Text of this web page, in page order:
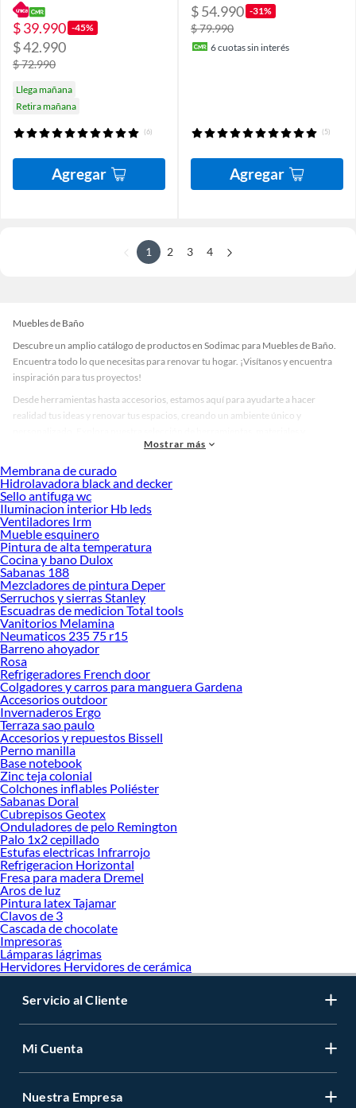
$ 39.990 -45%
$ 42.990
$ 72.990
Llega mañana
Retira mañana
(6)
Agregar
$ 54.990 -31%
$ 79.990
6cuotas sin interés
(5)
Agregar
1 2 3 4
Muebles de Baño
Descubre un amplio catálogo de productos en Sodimac para Muebles de Baño.
Encuentra todo lo que necesitas para renovar tu hogar. ¡Visítanos y encuentra
inspiración para tus proyectos!
Desde herramientas hasta accesorios, estamos aquí para ayudarte a hacer
realidad tus ideas y renovar tus espacios, creando un ambiente único y
accesorios de calidad que te ayudarán a crear un espacio más tú.
Desde remodelaciones hasta proyectos de decoración, estamos aquí para hacer
tus ideas realidad. ¡Visítanos y encuentra todo lo que tenemos para ofrecerte en
Muebles de Baño!
Explora la variedad de productos de Muebles de Baño en Sodimac
Herramientas, materiales y accesorios de calidad para tus proyectos y
renovación de espacios. ¡Visítanos y descubre todo lo que tenemos para
ofrecerte!
Encuentra una amplia variedad de productos de Muebles de Baño en Sodimac.
Encuentra todo lo necesario para tus proyectos de renovación y decoración.
¡Visítanos y haz tus ideas realidad!
Mostrar más
Membrana de curado
Hidrolavadora black and decker
Sello antifuga wc
Iluminacion interior Hb leds
Ventiladores Irm
Mueble esquinero
Pintura de alta temperatura
Cocina y bano Dulox
Sabanas 188
Mezcladores de pintura Deper
Serruchos y sierras Stanley
Escuadras de medicion Total tools
Vanitorios Melamina
Neumaticos 235 75 r15
Barreno ahoyador
Rosa
Refrigeradores French door
Colgadores y carros para manguera Gardena
Accesorios outdoor
Invernaderos Ergo
Terraza sao paulo
Accesorios y repuestos Bissell
Perno manilla
Base notebook
Zinc teja colonial
Colchones inflables Poliéster
Sabanas Doral
Cubrepisos Geotex
Onduladores de pelo Remington
Palo 1x2 cepillado
Estufas electricas Infrarrojo
Refrigeracion Horizontal
Fresa para madera Dremel
Aros de luz
Pintura latex Tajamar
Clavos de 3
Cascada de chocolate
Impresoras
Lámparas lágrimas
Hervidores Hervidores de cerámica
Servicio al Cliente
Mi Cuenta
Nuestra Empresa